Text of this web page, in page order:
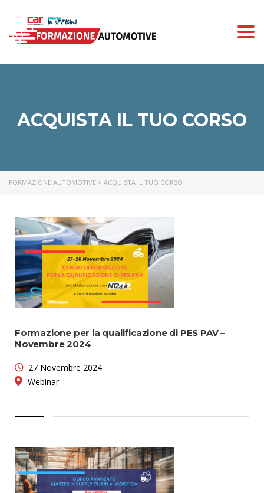
ACQUISTA IL TUO CORSO
FORMAZIONE AUTOMOTIVE > ACQUISTA IL TUO CORSO
Formazione per la qualificazione di PES PAV –
Novembre 2024
27 Novembre 2024
Webinar